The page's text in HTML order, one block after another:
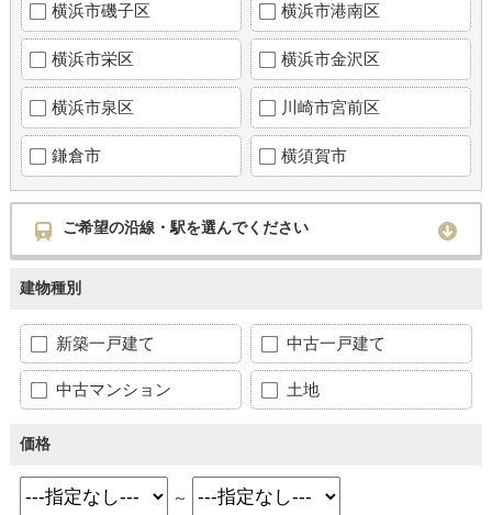
横浜市磯子区 横浜市港南区
横浜市栄区 横浜市金沢区
横浜市泉区 川崎市宮前区
鎌倉市 横須賀市
ご希望の沿線・駅を選んでください
建物種別
新築一戸建て 中古一戸建て
中古マンション 土地
価格
～